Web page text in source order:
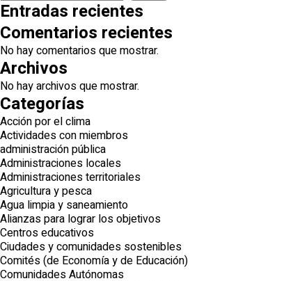
Entradas recientes
Comentarios recientes
No hay comentarios que mostrar.
Archivos
No hay archivos que mostrar.
Categorías
Acción por el clima
Actividades con miembros
administración pública
Administraciones locales
Administraciones territoriales
Agricultura y pesca
Agua limpia y saneamiento
Alianzas para lograr los objetivos
Centros educativos
Ciudades y comunidades sostenibles
Comités (de Economía y de Educación)
Comunidades Autónomas